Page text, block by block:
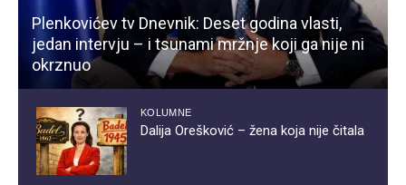
Plenkovićev tv Dnevnik: Deset godina vlasti,
jedan intervju – i tsunami mržnje koji ga nije ni
okrznuo
KOLUMNE
Dalija Orešković – žena koja nije čitala